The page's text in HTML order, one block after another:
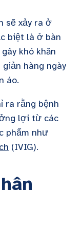
sẽ xảy ra ở
biệt là ở bàn
khó khăn
hàng ngày
áo.
ra rằng bệnh
lợi từ các
phẩm như
(IVIG).